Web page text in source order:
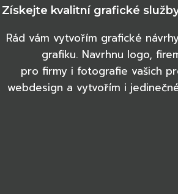
Získejte kvalitní grafické
Rád vám vytvořím grafické
grafiku. Navrhnu logo,
pro firmy i fotografie vašich
webdesign a vytvořím i